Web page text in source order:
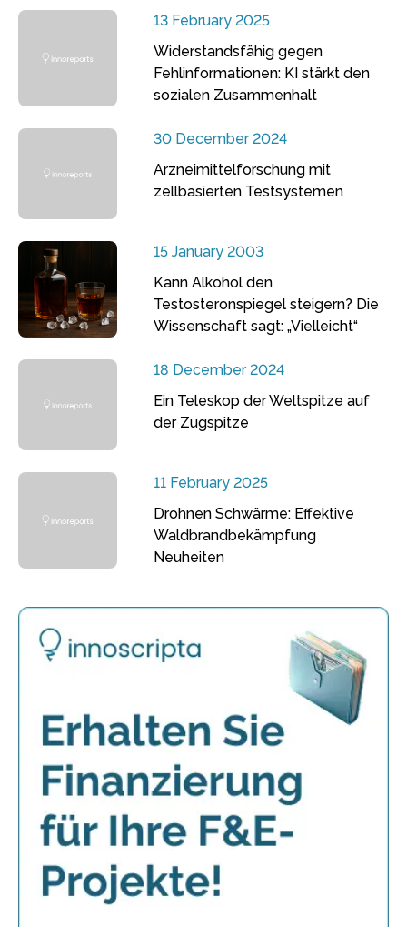
13 February 2025
Widerstandsfähig gegen
Fehlinformationen: KI stärkt den
sozialen Zusammenhalt
30 December 2024
Arzneimittelforschung mit
zellbasierten Testsystemen
15 January 2003
Kann Alkohol den
Testosteronspiegel steigern? Die
Wissenschaft sagt: „Vielleicht“
18 December 2024
Ein Teleskop der Weltspitze auf
der Zugspitze
11 February 2025
Drohnen Schwärme: Effektive
Waldbrandbekämpfung
Neuheiten